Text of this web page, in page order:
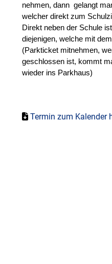
nehmen, dann gelangt
welcher direkt zum
Direkt neben der Schule
diejenigen, welche mit
(Parkticket mitnehmen,
geschlossen ist, kommt
wieder ins Parkhaus)
Termin zum Kalender